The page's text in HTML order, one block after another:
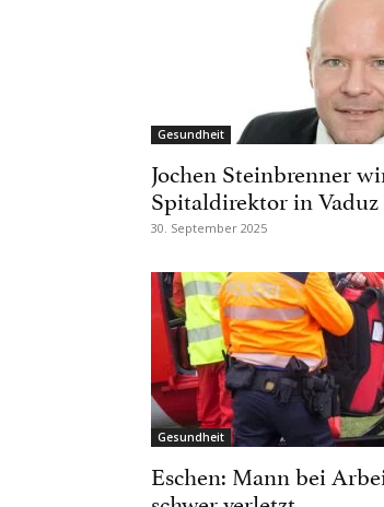
Gesundheit
Jochen Steinbrenner
Spitaldirektor in Vaduz
30. September 2025
Gesundheit
Eschen: Mann bei